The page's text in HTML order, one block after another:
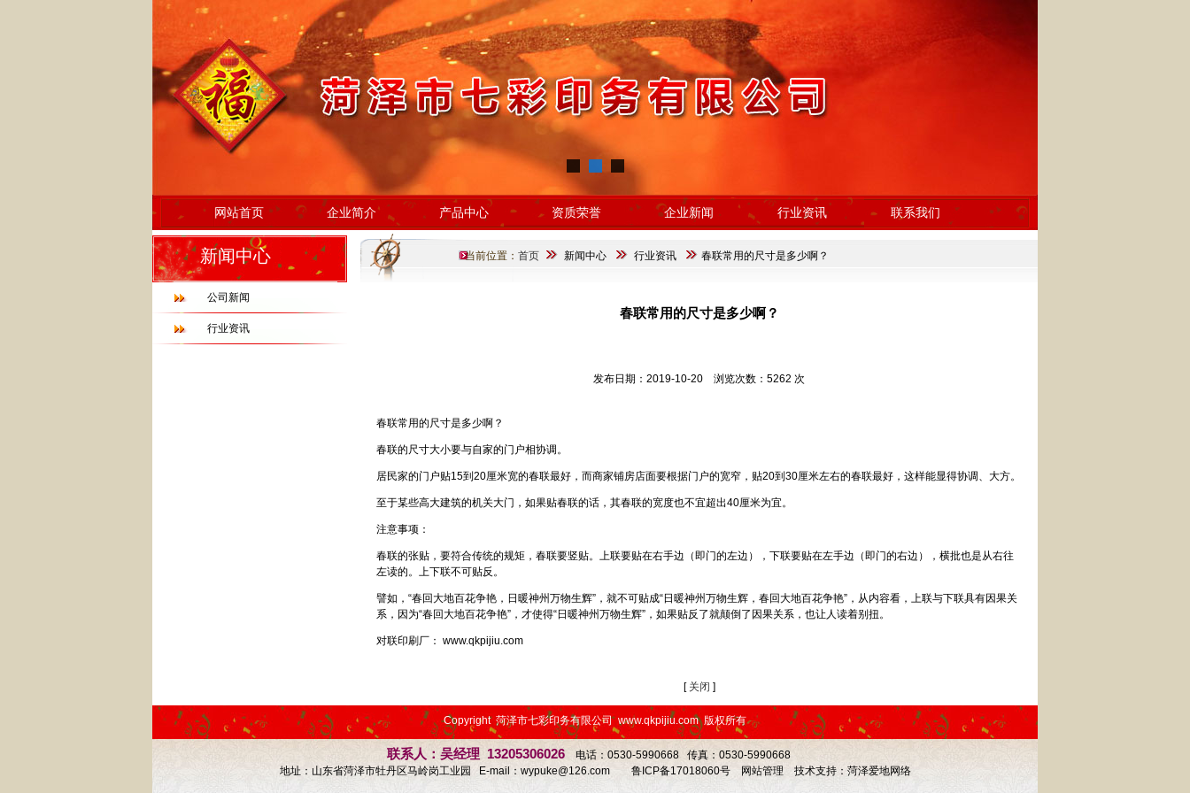
1 2 3
网站首页 企业简介 产品中心 资质荣誉 企业新闻 行业资讯 联系我们
新闻中心
公司新闻
行业资讯
当前位置： 首页 新闻中心 行业资讯 春联常用的尺寸是多少啊？
春联常用的尺寸是多少啊？
发布日期：2019-10-20 浏览次数：5262 次
春联常用的尺寸是多少啊？
春联的尺寸大小要与自家的门户相协调。
居民家的门户贴15到20厘米宽的春联最好，而商家铺房店面要根据门户的宽窄，贴20到30厘米左右的春联最好，这样能显得协调、大方。
至于某些高大建筑的机关大门，如果贴春联的话，其春联的宽度也不宜超出40厘米为宜。
注意事项：
春联的张贴，要符合传统的规矩，春联要竖贴。上联要贴在右手边（即门的左边），下联要贴在左手边（即门的右边），横批也是从右往
左读的。上下联不可贴反。
譬如，“春回大地百花争艳，日暖神州万物生辉”，就不可贴成“日暖神州万物生辉，春回大地百花争艳”，从内容看，上联与下联具有因果关
系，因为“春回大地百花争艳”，才使得“日暖神州万物生辉”，如果贴反了就颠倒了因果关系，也让人读着别扭。
对联印刷厂： www.qkpijiu.com
[ 关闭 ]
Copyright 菏泽市七彩印务有限公司 www.qkpijiu.com 版权所有
联系人：吴经理 13205306026
电话：0530-5990668 传真：0530-5990668
地址：山东省菏泽市牡丹区马岭岗工业园 E-mail： wypuke@126.com 鲁ICP备17018060号 网站管理 技术支持：菏泽爱地网络